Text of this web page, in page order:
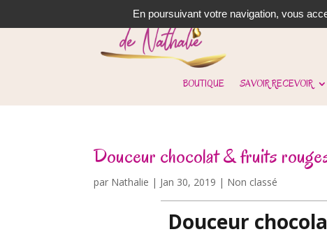
BOUTIQUE SAVOIR RECEVOIR
Douceur chocolat & fruits
par Nathalie | Jan 30, 2019 | Non classé
Douceur
En poursuivant votre navigation, vous